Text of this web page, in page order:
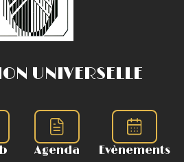
UNIVERSELLE
Agenda Evènements